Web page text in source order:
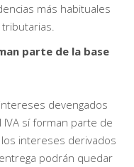
más habituales
parte de la base
devengados
sí forman parte de
intereses derivados
podrán quedar